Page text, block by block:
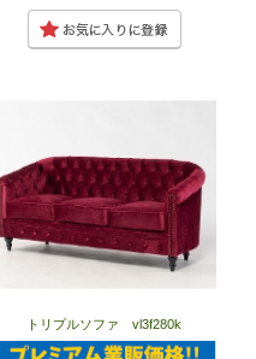
トリプルソファ vl3f280k